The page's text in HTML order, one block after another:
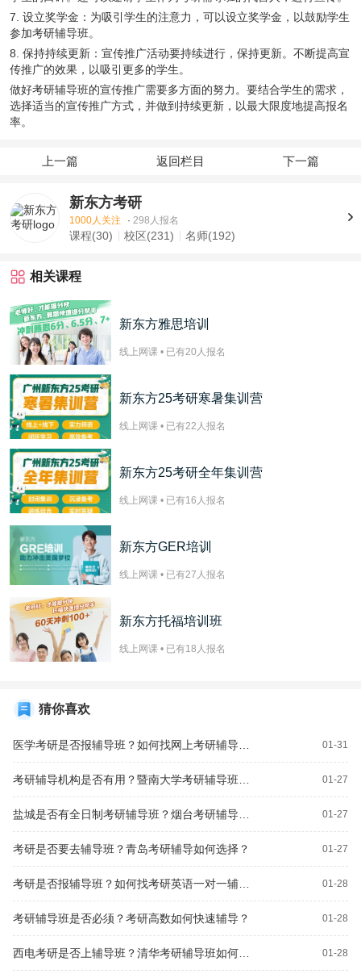
7. 设立奖学金：为吸引学生的注意力，可以设立奖学金，以鼓励学生
参加考研辅导班。
8. 保持持续更新：宣传推广活动要持续进行，保持更新。不断提高宣
传推广的效果，以吸引更多的学生。
做好考研辅导班的宣传推广需要多方面的努力。要结合学生的需求，
选择适当的宣传推广方式，并做到持续更新，以最大限度地提高报名
率。
上一篇 返回栏目 下一篇
新东方考研
1000人关注 · 298人报名
课程(30) 校区(231) 名师(192)
相关课程
新东方雅思培训
线上网课 • 已有20 人报名
新东方25考研寒暑集训营
线上网课 • 已有22 人报名
新东方25考研全年集训营
线上网课 • 已有16 人报名
新东方GER培训
线上网课 • 已有27 人报名
新东方托福培训班
线上网课 • 已有18 人报名
猜你喜欢
01-31
01-27
01-27
考研是否要去辅导班？青岛考研辅导如何选择？ 01-27
01-28
考研辅导班是否必须？考研高数如何快速辅导？ 01-28
01-28